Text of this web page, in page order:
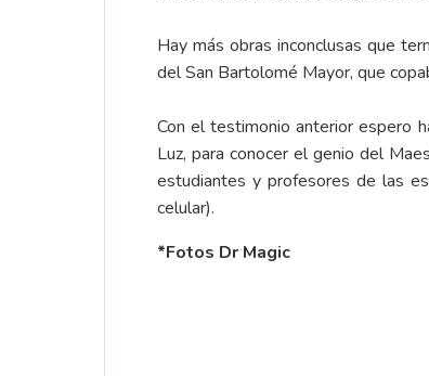
Hay más obras inconclusas que
del San Bartolomé Mayor, que
Con el testimonio anterior espero
Luz, para conocer el genio del
estudiantes y profesores de las
celular).
*Fotos Dr Magic